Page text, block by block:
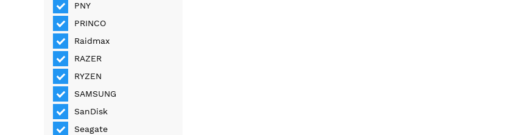
PNY
PRINCO
Raidmax
RAZER
RYZEN
SAMSUNG
SanDisk
Seagate